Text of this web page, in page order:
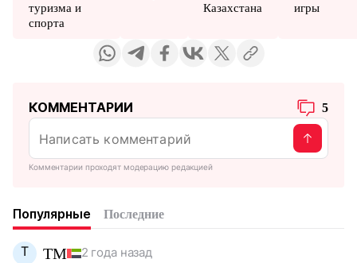
туризма и
спорта
Казахстана
игры
КОММЕНТАРИИ 5
Комментарии проходят модерацию редакцией
Популярные Последние
Т ТМ 2 года назад